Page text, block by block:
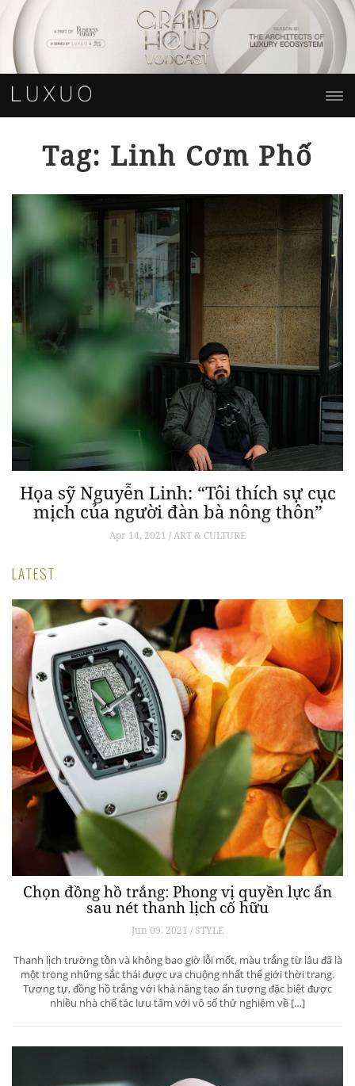
Tag: Linh Cơm Phố
Họa sỹ Nguyễn Linh: “Tôi thích sự cục
mịch của người đàn bà nông thôn”
Apr 14, 2021 / ART & CULTURE
LATEST
Chọn đồng hồ trắng: Phong vị quyền lực ẩn
sau nét thanh lịch cố hữu
Jun 09, 2021 / STYLE
Thanh lịch trường tồn và không bao giờ lỗi mốt, màu trắng từ lâu đã là
một trong những sắc thái được ưa chuộng nhất thế giới thời trang.
Tương tự, đồng hồ trắng với khả năng tạo ấn tượng đặc biệt được
nhiều nhà chế tác lưu tâm với vô số thử nghiệm về […]